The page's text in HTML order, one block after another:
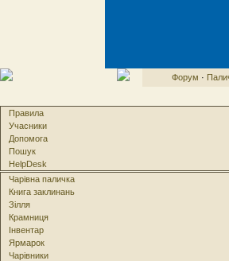
Форум ·
Правила
Учасники
Допомога
Пошук
HelpDesk
Чарівна паличка
Книга заклинань
Зілля
Крамниця
Інвентар
Ярмарок
Чарівники